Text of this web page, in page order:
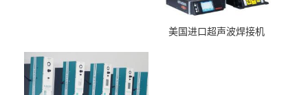
美国进口超声波焊接机